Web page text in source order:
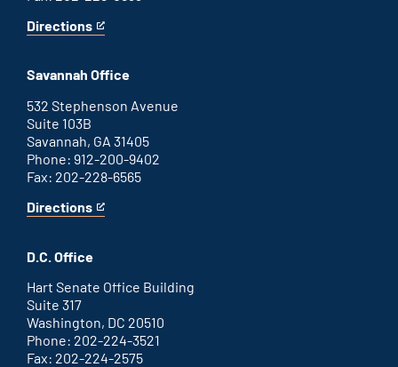
Directions
for
office
This
an
link
Savannah Office
532 Stephenson Avenue
Suite 103B
Savannah, GA 31405
Phone: 912-200-9402
Fax: 202-228-6565
Directions
for
office
This
an
external
link
D.C. Office
Hart Senate Office Building
Suite 317
Washington, DC 20510
Phone: 202-224-3521
Fax: 202-224-2575